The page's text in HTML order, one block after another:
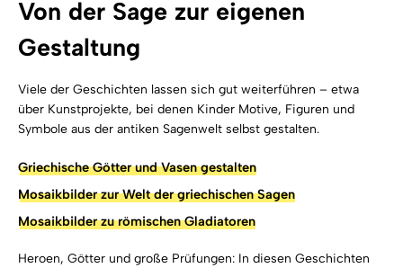
Heroen, Götter und große Prüfungen: In diesen Geschichten
Von der Sage zur eigenen
Gestaltung
Viele der Geschichten lassen sich gut weiterführen – etwa
über Kunstprojekte, bei denen Kinder Motive, Figuren und
Symbole aus der antiken Sagenwelt selbst gestalten.
Griechische Götter und Vasen gestalten
Mosaikbilder zur Welt der griechischen Sagen
Mosaikbilder zu römischen Gladiatoren